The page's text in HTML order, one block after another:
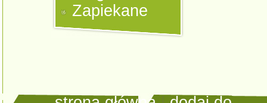
Zapiekane